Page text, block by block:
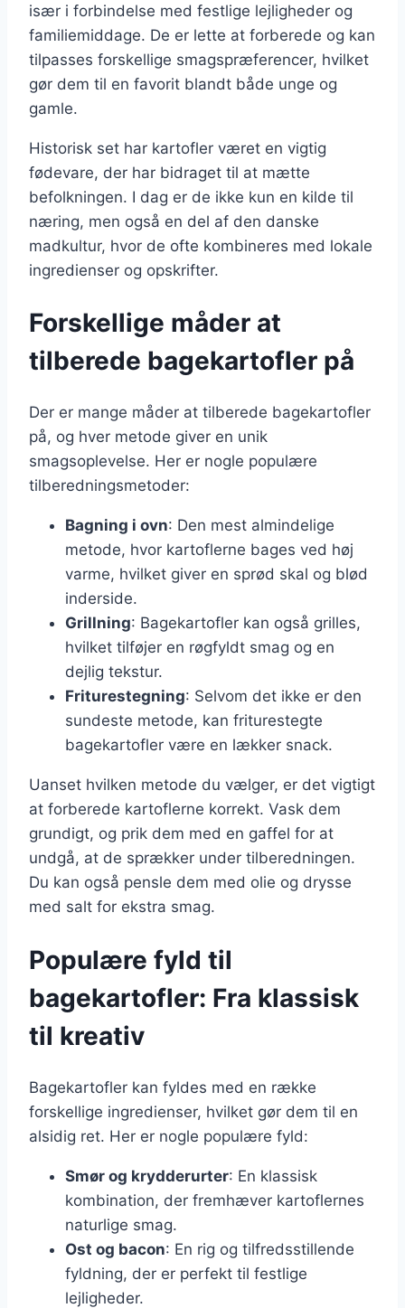
især i forbindelse med festlige lejligheder og
familiemiddage. De er lette at forberede og kan
tilpasses forskellige smagspræferencer, hvilket
gør dem til en favorit blandt både unge og
gamle.
Historisk set har kartofler været en vigtig
fødevare, der har bidraget til at mætte
befolkningen. I dag er de ikke kun en kilde til
næring, men også en del af den danske
madkultur, hvor de ofte kombineres med lokale
ingredienser og opskrifter.
Forskellige måder at
tilberede bagekartofler på
Der er mange måder at tilberede bagekartofler
på, og hver metode giver en unik
smagsoplevelse. Her er nogle populære
tilberedningsmetoder:
Bagning i ovn: Den mest almindelige
metode, hvor kartoflerne bages ved høj
varme, hvilket giver en sprød skal og blød
inderside.
Grillning: Bagekartofler kan også grilles,
hvilket tilføjer en røgfyldt smag og en
dejlig tekstur.
Friturestegning: Selvom det ikke er den
sundeste metode, kan friturestegte
bagekartofler være en lækker snack.
Uanset hvilken metode du vælger, er det vigtigt
at forberede kartoflerne korrekt. Vask dem
grundigt, og prik dem med en gaffel for at
undgå, at de sprækker under tilberedningen.
Du kan også pensle dem med olie og drysse
med salt for ekstra smag.
Populære fyld til
bagekartofler: Fra klassisk
til kreativ
Bagekartofler kan fyldes med en række
forskellige ingredienser, hvilket gør dem til en
alsidig ret. Her er nogle populære fyld:
Smør og krydderurter: En klassisk
kombination, der fremhæver kartoflernes
naturlige smag.
Ost og bacon: En rig og tilfredsstillende
fyldning, der er perfekt til festlige
lejligheder.